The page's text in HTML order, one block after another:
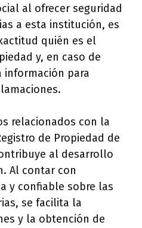
al ofrecer seguridad
a esta institución, es
quién es el
y, en caso de
información para
relacionados con la
de Propiedad de
al desarrollo
Al contar con
y confiable sobre las
se facilita la
y la obtención de